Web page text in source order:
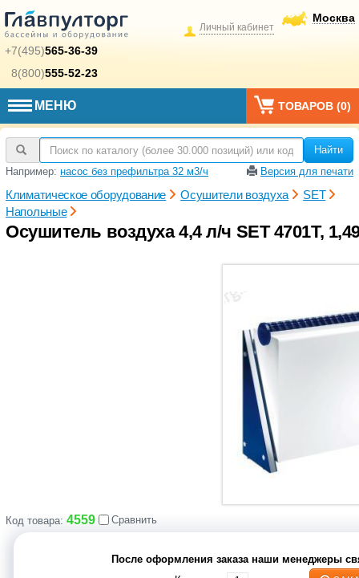
+7(495)565-36-39
8(800)555-52-23
Москва
Личный кабинет
МЕНЮ ТОВАРОВ (0)
Найти
Например: насос без префильтра 32 м3/ч Версия для печати
Климатическое оборудование Осушители воздуха
SET
Напольные
Осушитель воздуха 4,4 л/ч SET 4701T,
Код товара: 4559 Сравнить
После оформления заказа наши менеджеры